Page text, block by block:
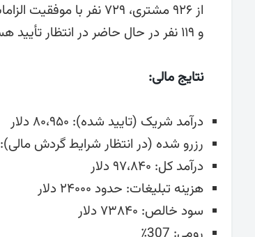
و ۱۱۹ نفر در حال حاضر در انتظار تأیید هستند).
نتایج مالی:
درآمد شریک (تایید شده): ۸۰،۹۵۰ دلار
رزرو شده (در انتظار شرایط گردش مالی): ۲۹۷۵۰ دلار
درآمد کل: ۹۷،۸۴۰ دلار
هزینه تبلیغات: حدود ۲۴۰۰۰ دلار
سود خالص: ۷۳۸۴۰ دلار